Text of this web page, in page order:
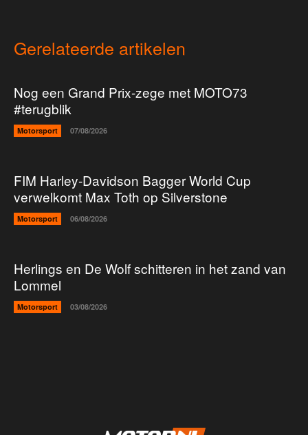
Gerelateerde artikelen
Nog een Grand Prix-zege met MOTO73
#terugblik
Motorsport 07/08/2026
FIM Harley-Davidson Bagger World Cup
verwelkomt Max Toth op Silverstone
Motorsport 06/08/2026
Herlings en De Wolf schitteren in het zand van
Lommel
Motorsport 03/08/2026